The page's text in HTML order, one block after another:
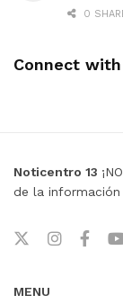
0
Connect
Noticentro 13
de la información
MENU